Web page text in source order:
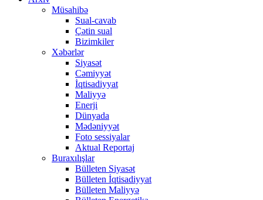
Müsahibə
Sual-cavab
Çətin sual
Bizimkiler
Xəbərlər
Siyasət
Cəmiyyət
İqtisadiyyat
Maliyyə
Enerji
Dünyada
Mədəniyyət
Foto sessiyalar
Aktual Reportaj
Buraxılışlar
Bülleten Siyasət
Bülleten İqtisadiyyat
Bülleten Maliyyə